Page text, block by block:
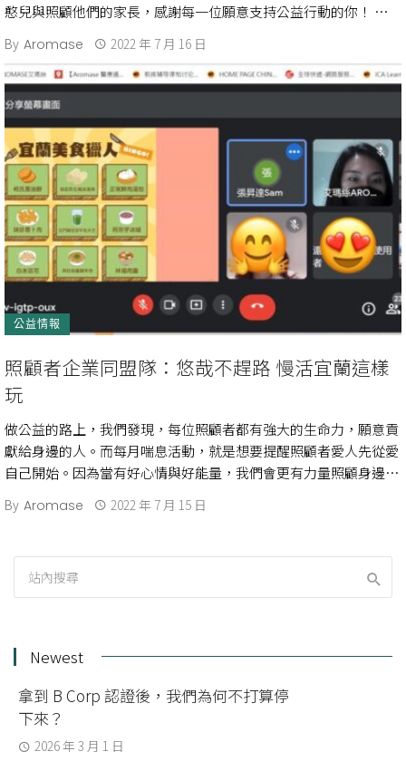
憨兒與照顧他們的家長，感謝每一位願意支持公益行動的你！ 除了
By Aromase 2022 年 7 月 16 日
公益情報
照顧者企業同盟隊：悠哉不趕路 慢活宜蘭這樣
玩
做公益的路上，我們發現，每位照顧者都有強大的生命力，願意貢
獻給身邊的人。而每月喘息活動，就是想要提醒照顧者愛人先從愛
自己開始。因為當有好心情與好能量，我們會更有力量照顧身邊需
By Aromase 2022 年 7 月 15 日
Newest
拿到 B Corp 認證後，我們為何不打算停
下來？
2026 年 3 月 1 日